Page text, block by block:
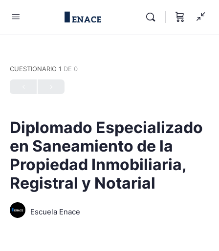
CUESTIONARIO 1 DE 0
Diplomado Especializado
en Saneamiento de la
Propiedad Inmobiliaria,
Registral y Notarial
Escuela Enace